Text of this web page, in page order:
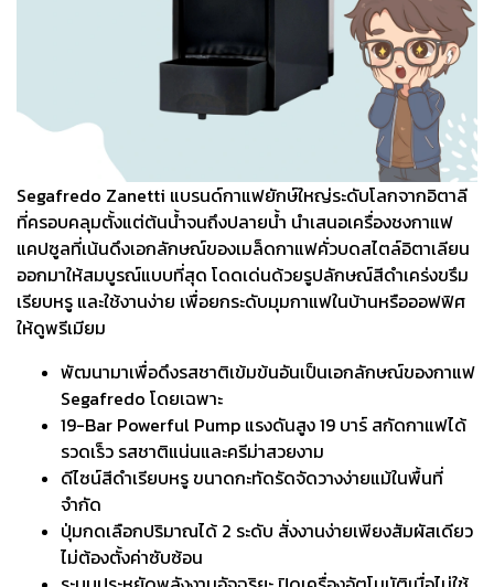
Segafredo Zanetti แบรนด์กาแฟยักษ์ใหญ่ระดับโลกจากอิตาลี
ที่ครอบคลุมตั้งแต่ต้นน้ำจนถึงปลายน้ำ นำเสนอเครื่องชงกาแฟ
แคปซูลที่เน้นดึงเอกลักษณ์ของเมล็ดกาแฟคั่วบดสไตล์อิตาเลียน
ออกมาให้สมบูรณ์แบบที่สุด โดดเด่นด้วยรูปลักษณ์สีดำเคร่งขรึม
เรียบหรู และใช้งานง่าย เพื่อยกระดับมุมกาแฟในบ้านหรือออฟฟิศ
ให้ดูพรีเมียม
พัฒนามาเพื่อดึงรสชาติเข้มข้นอันเป็นเอกลักษณ์ของกาแฟ
Segafredo โดยเฉพาะ
19-Bar Powerful Pump แรงดันสูง 19 บาร์ สกัดกาแฟได้
รวดเร็ว รสชาติแน่นและครีม่าสวยงาม
ดีไซน์สีดำเรียบหรู ขนาดกะทัดรัดจัดวางง่ายแม้ในพื้นที่
จำกัด
ปุ่มกดเลือกปริมาณได้ 2 ระดับ สั่งงานง่ายเพียงสัมผัสเดียว
ไม่ต้องตั้งค่าซับซ้อน